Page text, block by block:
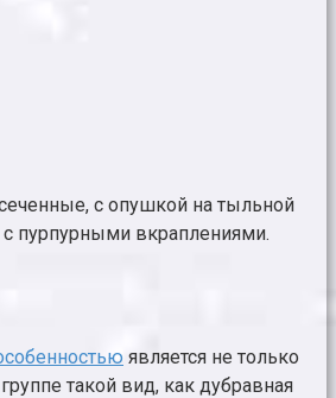
с опушкой на тыльной
пурпурными вкраплениями.
является не только
такой вид, как дубравная